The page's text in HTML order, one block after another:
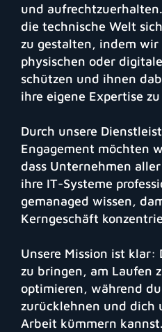
und
die technische Welt
zu gestalten, indem wir
physischen oder
schützen und ihnen
ihre eigene Expertise
Durch unsere
Engagement möchten
dass Unternehmen
ihre IT-Systeme
gemanaged wissen,
Kerngeschäft
Unsere Mission ist klar:
zu bringen, am Laufen
optimieren, während
zurücklehnen und dich
Arbeit kümmern kannst.